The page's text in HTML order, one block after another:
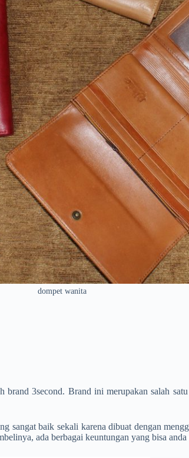
dompet wanita
3second. Brand ini merupakan salah
baik sekali karena dibuat dengan
ada berbagai keuntungan yang bisa